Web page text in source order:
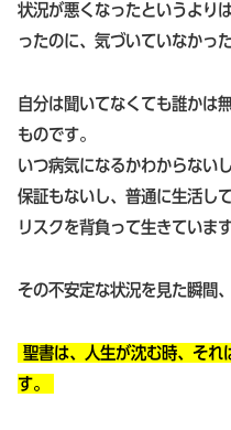
状況が悪くなったというより
ったのに、気づいていなかっ
自分は聞いてなくても誰かは
ものです。
いつ病気になるかわからない
保証もないし、普通に生活し
リスクを背負って生きています
その不安定な状況を見た瞬間
聖書は、人生が沈む時、それ
す。